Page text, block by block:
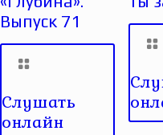
Выпуск 71
Слушать
онлайн